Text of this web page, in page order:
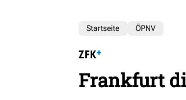
Startseite ÖPNV
Frankfurt